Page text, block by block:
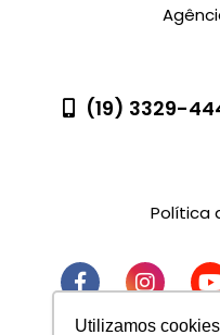
Utilizamos
(19) 3329-
Política